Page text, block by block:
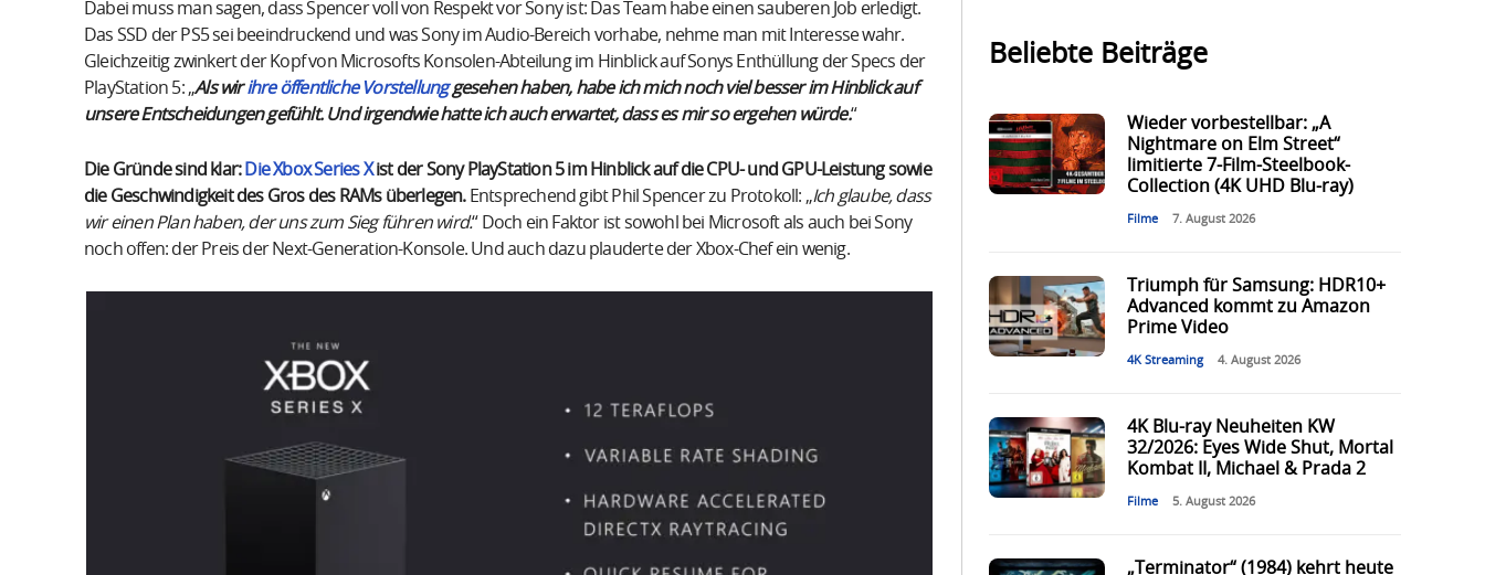
Dabei muss man sagen, dass Spencer voll von Respekt vor Sony ist: Das Team habe einen sauberen Job erledigt.
Das SSD der PS5 sei beeindruckend und was Sony im Audio-Bereich vorhabe, nehme man mit Interesse wahr.
Gleichzeitig zwinkert der Kopf von Microsofts Konsolen-Abteilung im Hinblick auf Sonys Enthüllung der Specs der
PlayStation 5: „Als wirihre öffentliche Vorstellunggesehen haben, habe ich mich noch viel besser im Hinblick auf
unsere Entscheidungen gefühlt. Und irgendwie hatte ich auch erwartet, dass es mir so ergehen würde.“
Die Gründe sind klar: Die Xbox Series Xist der Sony PlayStation 5 im Hinblick auf die CPU- und GPU-Leistung sowie
die Geschwindigkeit des Gros des RAMs überlegen.Entsprechend gibt Phil Spencer zu Protokoll: „Ich glaube, dass
wir einen Plan haben, der uns zum Sieg führen wird.“ Doch ein Faktor ist sowohl bei Microsoft als auch bei Sony
noch offen: der Preis der Next-Generation-Konsole. Und auch dazu plauderte der Xbox-Chef ein wenig.
Beliebte Beiträge
Wieder vorbestellbar: „A
Nightmare on Elm Street“
limitierte 7-Film-Steelbook-
Collection (4K UHD Blu-ray)
Filme 7. August 2026
Triumph für Samsung: HDR10+
Advanced kommt zu Amazon
Prime Video
4K Streaming 4. August 2026
4K Blu-ray Neuheiten KW
32/2026: Eyes Wide Shut, Mortal
Kombat II, Michael & Prada 2
Filme 5. August 2026
„Terminator“ (1984) kehrt heute